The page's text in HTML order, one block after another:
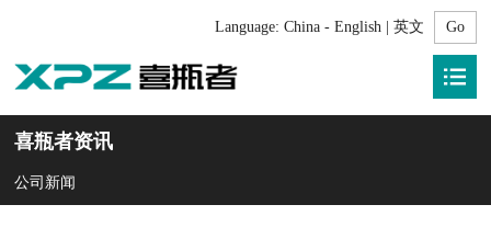
Language: China - English | 英文
喜瓶者资讯
公司新闻